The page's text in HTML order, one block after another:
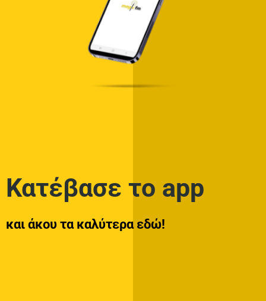
Κατέβασε το app
και άκου τα καλύτερα εδώ!